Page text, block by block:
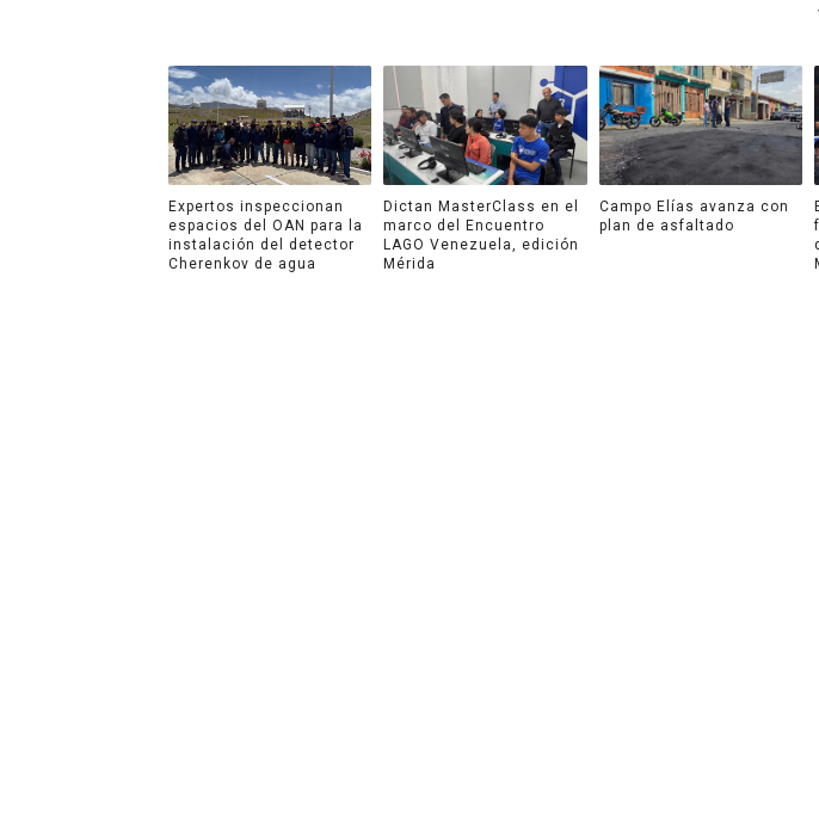
Expertos inspeccionan
espacios del OAN para la
instalación del detector
Cherenkov de agua
Dictan MasterClass en el
marco del Encuentro
LAGO Venezuela, edición
Mérida
Campo Elías avanza con
plan de asfaltado